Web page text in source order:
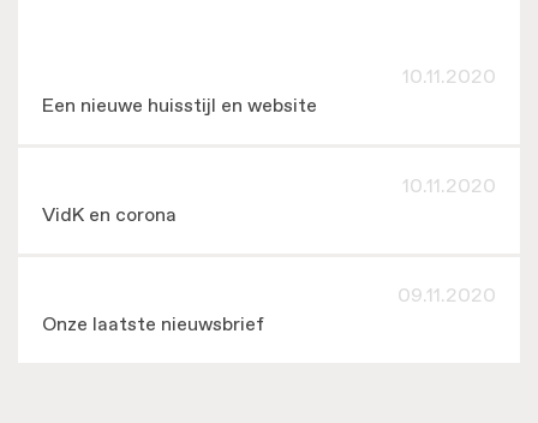
10.11.2020
Een nieuwe huisstijl en website
10.11.2020
VidK en corona
09.11.2020
Onze laatste nieuwsbrief